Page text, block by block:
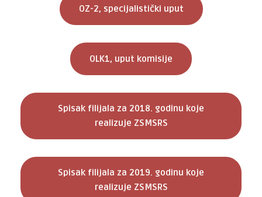
OZ-2, specijalistički uput
OLK1, uput komisije
Spisak filijala za 2018. godinu koje
realizuje ZSMSRS
Spisak filijala za 2019. godinu koje
realizuje ZSMSRS